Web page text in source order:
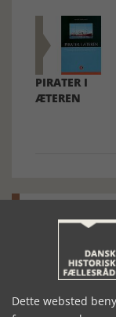
PIRATER I
ÆTEREN
Den største
Dette websted